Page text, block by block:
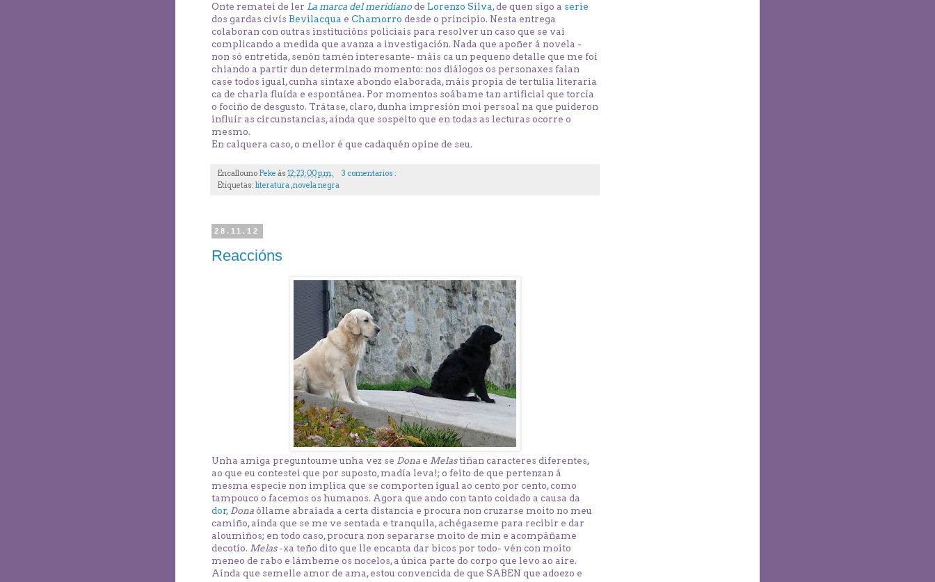
Onte rematei de ler La marca del meridianode Lorenzo Silva, de quen sigo a serie
dos gardas civís Bevilacqua e Chamorro desde o principio. Nesta entrega
colaboran con outras institucións policiais para resolver un caso que se vai
complicando a medida que avanza a investigación. Nada que apoñer á novela -
non só entretida, senón tamén interesante- máis ca un pequeno detalle que me foi
chiando a partir dun determinado momento: nos diálogos os personaxes falan
case todos igual, cunha sintaxe abondo elaborada, máis propia de tertulia literaria
ca de charla fluída e espontánea. Por momentos soábame tan artificial que torcía
o fociño de desgusto. Trátase, claro, dunha impresión moi persoal na que puideron
influír as circunstancias, aínda que sospeito que en todas as lecturas ocorre o
mesmo.
En calquera caso, o mellor é que cadaquén opine de seu.
Encallouno Peke ás 12:23:00 p.m.
3 comentarios :
Etiquetas: literatura,novela negra
28.11.12
Reaccións
Unha amiga preguntoume unha vez se Dona e Melastiñan caracteres diferentes,
ao que eu contestei que por suposto, madía leva!; o feito de que pertenzan á
mesma especie non implica que se comporten igual ao cento por cento, como
tampouco o facemos os humanos. Agora que ando con tanto coidado a causa da
dor, Donaóllame abraiada a certa distancia e procura non cruzarse moito no meu
camiño, aínda que se me ve sentada e tranquila, achégaseme para recibir e dar
aloumiños; en todo caso, procura non separarse moito de min e acompáñame
decotío. Melas-xa teño dito que lle encanta dar bicos por todo- vén con moito
meneo de rabo e lámbeme os nocelos, a única parte do corpo que levo ao aire.
Aínda que semelle amor de ama, estou convencida de que SABEN que adoezo e